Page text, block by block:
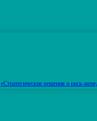
«Стратегические решения и риск-